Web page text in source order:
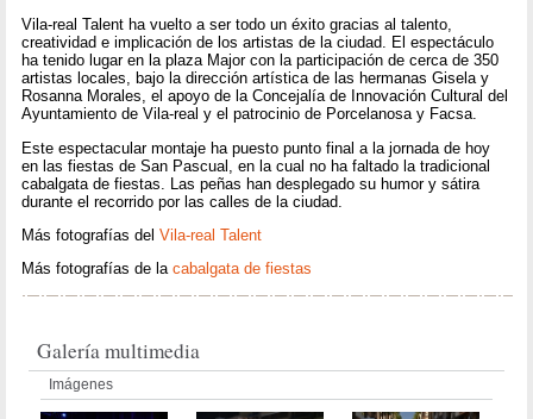
Vila-real Talent ha vuelto a ser todo un éxito gracias al talento,
creatividad e implicación de los artistas de la ciudad. El espectáculo
ha tenido lugar en la plaza Major con la participación de cerca de 350
artistas locales, bajo la dirección artística de las hermanas Gisela y
Rosanna Morales, el apoyo de la Concejalía de Innovación Cultural del
Ayuntamiento de Vila-real y el patrocinio de Porcelanosa y Facsa.
Este espectacular montaje ha puesto punto final a la jornada de hoy
en las fiestas de San Pascual, en la cual no ha faltado la tradicional
cabalgata de fiestas. Las peñas han desplegado su humor y sátira
durante el recorrido por las calles de la ciudad.
Más fotografías delVila-real Talent
Más fotografías de lacabalgata de fiestas
Galería multimedia
Imágenes